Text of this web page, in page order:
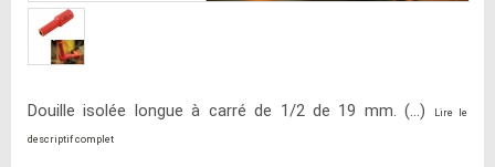
Douille isolée longue à carré de 1/2 de 19 mm. (...) Lire le
descriptif complet